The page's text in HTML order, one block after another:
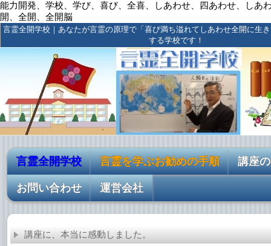
能力開発、学校、学び、喜び、全喜、しあわせ、四あわせ、しあ
開、全開、全開脳
言霊全開学校｜あなたが言霊の原理で「喜び満ち溢れてしあわせ全開に生
する学校です！
言霊全開学校 言霊を学ぶお勧めの手順 講座
お問い合わせ 運営会社
講座に、本当に感動しました。